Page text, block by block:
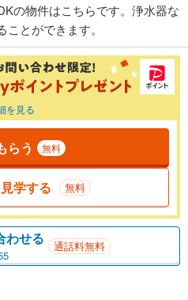
の物件はこちらです。浄水器な
とができます。
を見る
らう 無料
学する 無料
わせる 通話料無料